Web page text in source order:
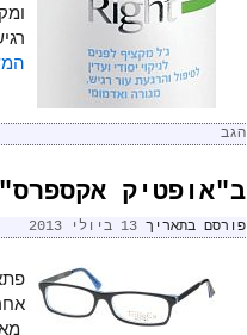
הגב
ב"אופטיק
פורסם בתאריך 13 ביולי 2013